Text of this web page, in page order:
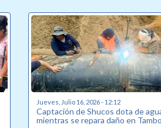
Jueves, Julio 16, 2026 - 12:12
Captación de Shucos dota de
mientras se repara daño en